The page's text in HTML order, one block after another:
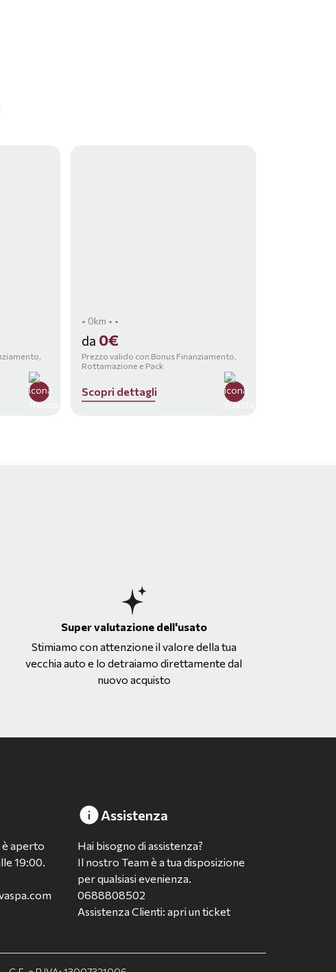
• 0km • •
da 0€
Prezzo valido con Bonus Finanziamento,
Rottamazione e Pack
Scopri dettagli
Super valutazione dell'usato
Stimiamo con attenzione il valore della tua
vecchia auto e lo detraiamo direttamente dal
nuovo acquisto
aperto
19:00.
Assistenza
Hai bisogno di assistenza?
Il nostro Team è a tua disposizione
per qualsiasi evenienza.
0688808502
Assistenza Clienti: apri un ticket